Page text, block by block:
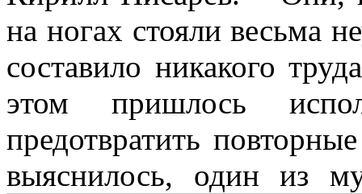
на ногах стояли весьма
составило никакого
этом пришлось
предотвратить
выяснилось, один из